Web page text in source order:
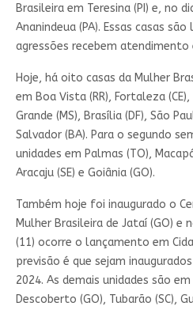
Brasileira em Teresina (PI) e, no
Ananindeua (PA). Essas casas
agressões recebem
Hoje, há oito casas da Mulher
em Boa Vista (RR), Fortaleza
Grande (MS), Brasília (DF), São
Salvador (BA). Para o segundo
unidades em Palmas (TO),
Aracaju (SE) e Goiânia (GO).
Também hoje foi inaugurado o
Mulher Brasileira de Jataí (GO) e
(11) ocorre o lançamento em
previsão é que sejam
2024. As demais unidades são
Descoberto (GO), Tubarão (SC),